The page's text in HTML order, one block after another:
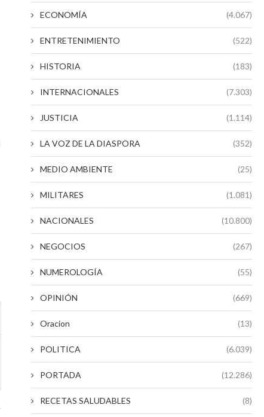
ECONOMÍA (4.067)
ENTRETENIMIENTO (522)
HISTORIA (183)
INTERNACIONALES (7.303)
JUSTICIA (1.114)
LA VOZ DE LA DIASPORA (352)
MEDIO AMBIENTE (25)
MILITARES (1.081)
NACIONALES (10.800)
NEGOCIOS (267)
NUMEROLOGÍA (55)
OPINIÓN (669)
Oracion (13)
POLITICA (6.039)
PORTADA (12.286)
RECETAS SALUDABLES (8)